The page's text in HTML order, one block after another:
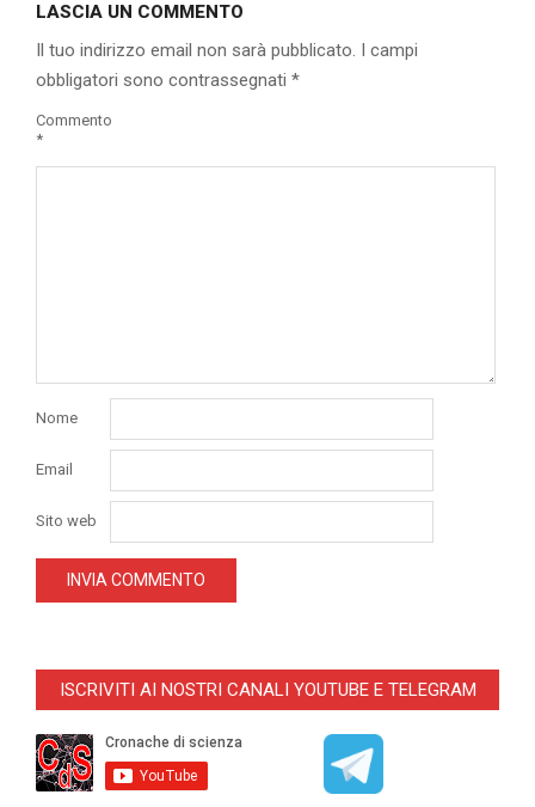
10
LASCIA UN COMMENTO
Il tuo indirizzo email non sarà pubblicato. I campi
obbligatori sono contrassegnati *
Commento
*
Nome
Email
Sito web
ISCRIVITI AI NOSTRI CANALI YOUTUBE E TELEGRAM